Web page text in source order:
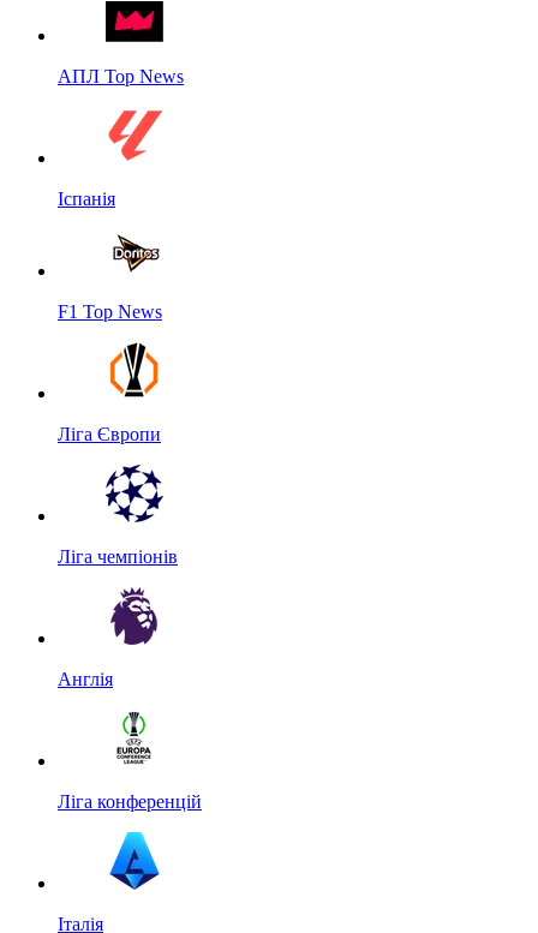
АПЛ Top News
Іспанія
F1 Top News
Ліга Європи
Ліга чемпіонів
Англія
Ліга конференцій
Італія